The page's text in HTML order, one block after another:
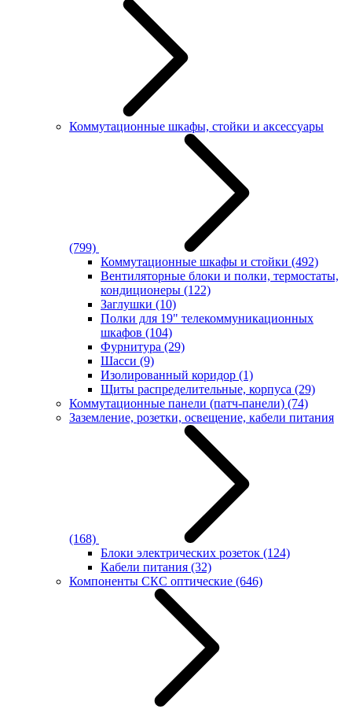
Коммутационные шкафы, стойки и аксессуары
(799)
Коммутационные шкафы и стойки (492)
Вентиляторные блоки и полки, термостаты,
кондиционеры (122)
Заглушки (10)
Полки для 19" телекоммуникационных
шкафов (104)
Фурнитура (29)
Шасси (9)
Изолированный коридор (1)
Щиты распределительные, корпуса (29)
Коммутационные панели (патч-панели) (74)
Заземление, розетки, освещение, кабели питания
(168)
Блоки электрических розеток (124)
Кабели питания (32)
Компоненты СКС оптические (646)